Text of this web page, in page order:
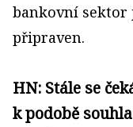
bankovní
připraven.
HN: Stále se
k podobě